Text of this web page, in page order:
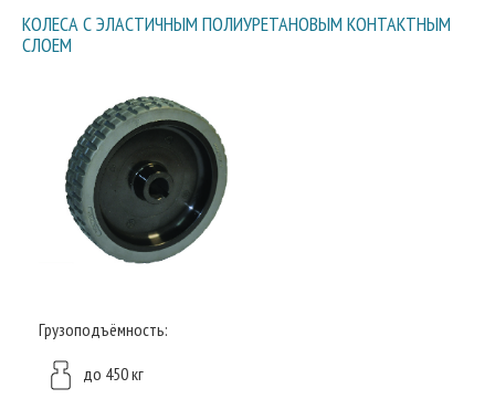
КОЛЕСА С ЭЛАСТИЧНЫМ ПОЛИУРЕТАНОВЫМ КОНТАКТНЫМ
СЛОЕМ
Грузоподъёмность:
до 450 кг